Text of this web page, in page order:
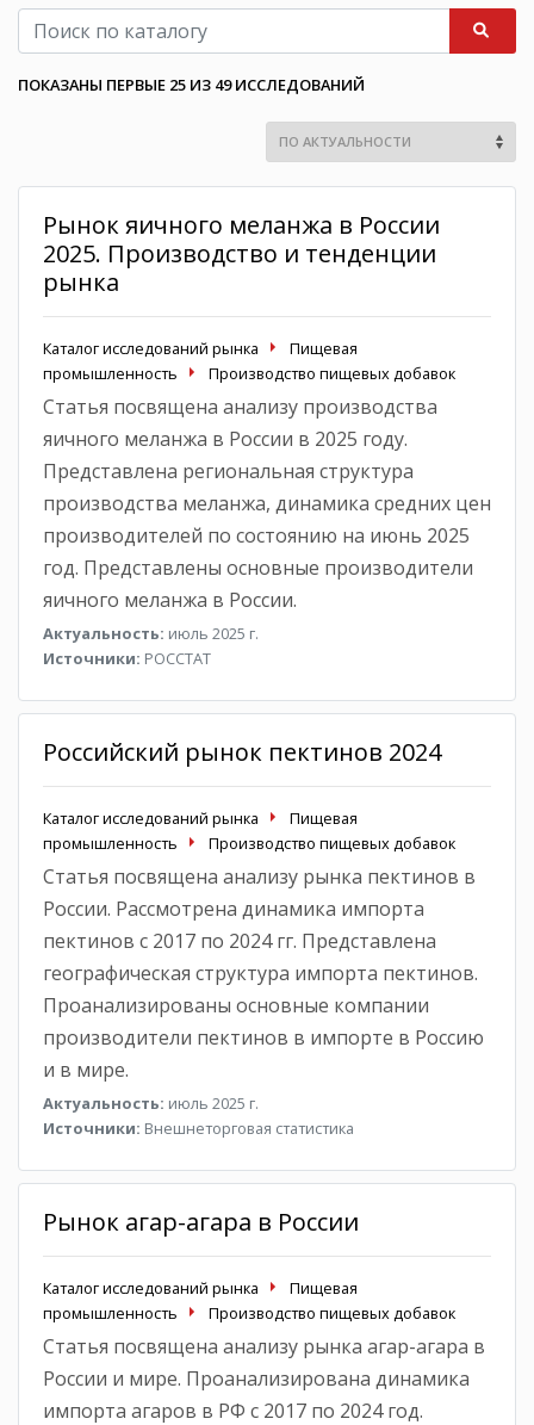
ПОКАЗАНЫ ПЕРВЫЕ 25 ИЗ 49 ИССЛЕДОВАНИЙ
Рынок яичного меланжа в России
2025. Производство и тенденции
рынка
Каталог исследований рынка
Пищевая
промышленность
Производство пищевых добавок
Статья посвящена анализу производства
яичного меланжа в России в 2025 году.
Представлена региональная структура
производства меланжа, динамика средних цен
производителей по состоянию на июнь 2025
год. Представлены основные производители
яичного меланжа в России.
Актуальность: июль 2025 г.
Источники: РОССТАТ
Российский рынок пектинов 2024
Каталог исследований рынка
Пищевая
промышленность
Производство пищевых добавок
Статья посвящена анализу рынка пектинов в
России. Рассмотрена динамика импорта
пектинов с 2017 по 2024 гг. Представлена
географическая структура импорта пектинов.
Проанализированы основные компании
производители пектинов в импорте в Россию
и в мире.
Актуальность: июль 2025 г.
Источники: Внешнеторговая статистика
Рынок агар-агара в России
Каталог исследований рынка
Пищевая
промышленность
Производство пищевых добавок
Статья посвящена анализу рынка агар-агара в
России и мире. Проанализирована динамика
импорта агаров в РФ с 2017 по 2024 год.